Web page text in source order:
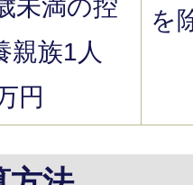
未満の控
親族1人
円
を